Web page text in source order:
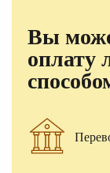
Вы
оплату